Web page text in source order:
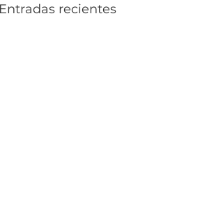
recientes